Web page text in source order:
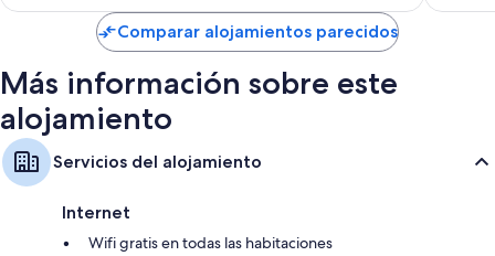
Además, otros de los servicios de los que disfrutarás en todas las
habitaciones incluyen:
Duchas, artículos de higiene personal gratuitos y secadores de pelo
Televisiones con canales premium
Cafeteras y teteras, calefacción y servicio de limpieza diario
de
134 €
Comparar alojamientos parecidos
Más información sobre este
alojamiento
Servicios del alojamiento
Internet
Wifi gratis en todas las habitaciones